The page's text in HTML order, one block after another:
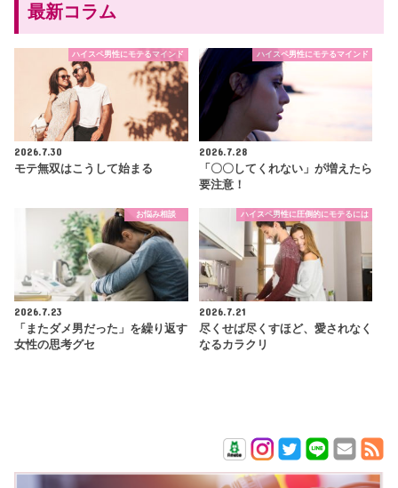
最新コラム
ハイスペ男性にモテるマインド
2026.7.30
モテ無双はこうして始まる
ハイスペ男性にモテるマインド
2026.7.28
「〇〇してくれない」が増えたら
要注意！
お悩み相談
2026.7.23
「またダメ男だった」を繰り返す
女性の思考グセ
ハイスペ男性に圧倒的にモテるには
2026.7.21
尽くせば尽くすほど、愛されなく
なるカラクリ